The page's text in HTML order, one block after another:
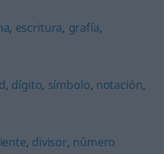
, escritura, grafía,
, dígito, símbolo, notación,
, divisor, número